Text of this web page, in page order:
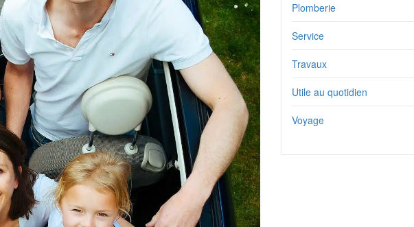
Plomberie
Service
Travaux
Utile au quotidien
Voyage